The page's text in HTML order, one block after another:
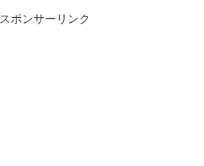
スポンサーリンク